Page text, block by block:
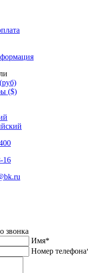
(руб)
($)
16
звонка
Имя*
Номер